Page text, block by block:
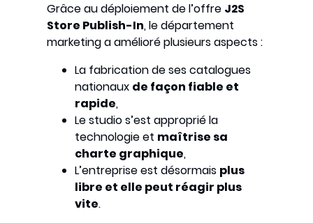
Grâce au déploiement de l’offre J2S
Store Publish-In, le département
marketing a amélioré plusieurs aspects :
La fabrication de ses catalogues
nationaux de façon fiable et
rapide,
Le studio s’est approprié la
technologie et maîtrise sa
charte graphique,
L’entreprise est désormais plus
libre et elle peut réagir plus
vite.